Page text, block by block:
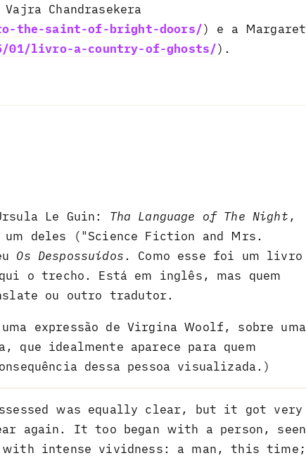
Chandrasekera
the-saint-of-bright-doors/) e a Margaret
01/livro-a-country-of-ghosts/).
Le Guin: Tha Language of The Night,
deles ("Science Fiction and Mrs.
Os Despossuídos. Como esse foi um livro
o trecho. Está em inglês, mas quem
ou outro tradutor.
expressão de Virgina Woolf, sobre uma
que idealmente aparece para quem
dessa pessoa visualizada.)
was equally clear, but it got very
again. It too began with a person, seen
intense vividness: a man, this time;